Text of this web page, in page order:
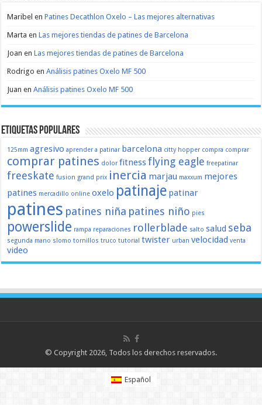
Maribel enPatines Decathlon Oxelo – Las mejores alternativas
Marta enLas mejores tiendas de patines de Barcelona
Joan enLas mejores tiendas de patines de Barcelona
Rodrigo enAnálisis patines Oxelo MF 500
Juan enAnálisis patines Oxelo MF 500
Etiquetas populares
125mm agresivo aprender a patinar barcelona citty hopper compra comprar
comprar patines dolor fitnessflying eagle freepatinar
freeskate fusion grand prix inercia marjau maxxum mejores
patines mercadillo online oxelo patinaje patinar
patines patines niña patines niño pies
powerslide rampa reparaciones rollerblade salto salud seba
segunda mano slomo tornillos truco tutorial twister urban velocidad venta
video
© Copyright 2026, Todos los derechos reservados.
Español